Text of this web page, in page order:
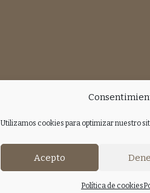
Utilizamos cookies para optimizar nuestro
Acepto
Política de cookies